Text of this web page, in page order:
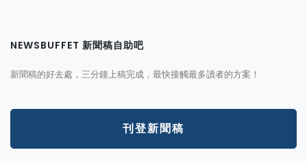
NEWSBUFFET 新聞稿自助吧
新聞稿的好去處，三分鐘上稿完成，最快接觸最多讀者的方案！
刊登新聞稿